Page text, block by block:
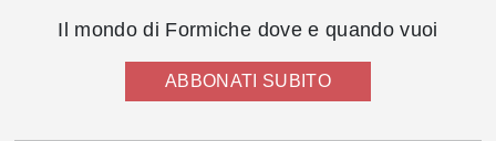
Il mondo di Formiche dove e quando vuoi
ABBONATI SUBITO